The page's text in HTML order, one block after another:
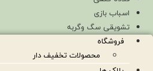
اسباب بازی
تشویقی سگ وگربه
فروشگاه
محصولات تخفیف دار